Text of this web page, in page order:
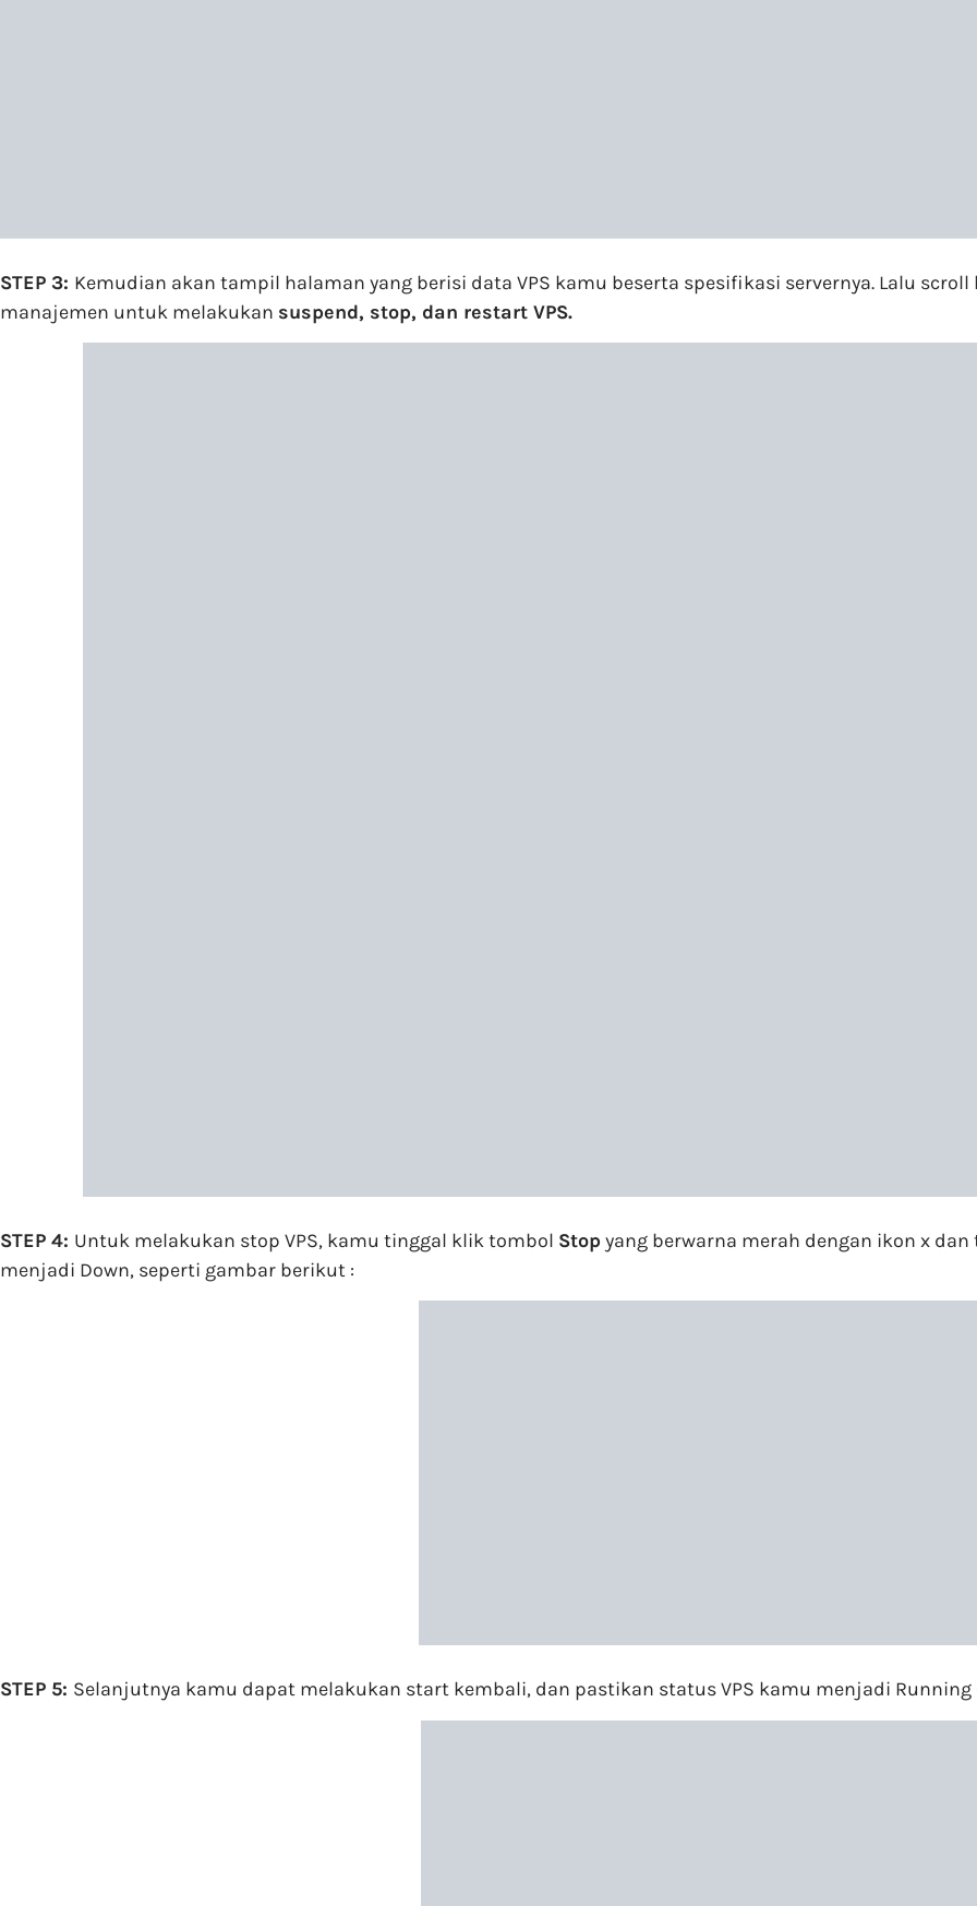
STEP 3: Kemudian akan tampil halaman yang berisi data VPS kamu beserta spesifikasi servernya. Lalu
manajemen untuk melakukan suspend, stop, dan restart VPS.
STEP 4: Untuk melakukan stop VPS, kamu tinggal klik tombol Stopyang berwarna merah dengan ikon x
menjadi Down, seperti gambar berikut :
STEP 5: Selanjutnya kamu dapat melakukan start kembali, dan pastikan status VPS kamu menjadi